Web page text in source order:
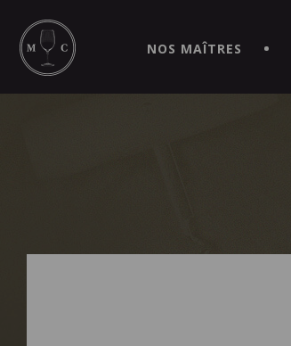
MAITRE | CAVISTE VIRTUEL!
NOS MAÎTRES